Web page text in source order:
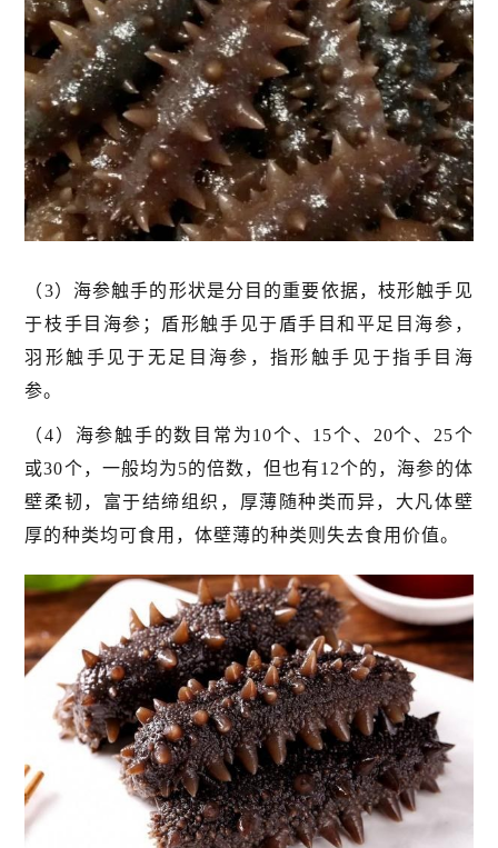
（3）海参触手的形状是分目的重要依据，枝形触手见
于枝手目海参；盾形触手见于盾手目和平足目海参，
羽形触手见于无足目海参，指形触手见于指手目海
参。
（4）海参触手的数目常为10个、15个、20个、25个
或30个，一般均为5的倍数，但也有12个的，海参的体
壁柔韧，富于结缔组织，厚薄随种类而异，大凡体壁
厚的种类均可食用，体壁薄的种类则失去食用价值。